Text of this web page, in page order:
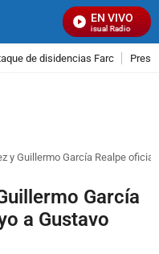
EN VIVO
Señal Visual Radio
de disidencias Farc
y Guillermo García Realpe
García
a Gustavo